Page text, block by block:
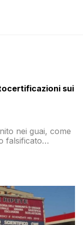
sui
nei guai, come
falsificato